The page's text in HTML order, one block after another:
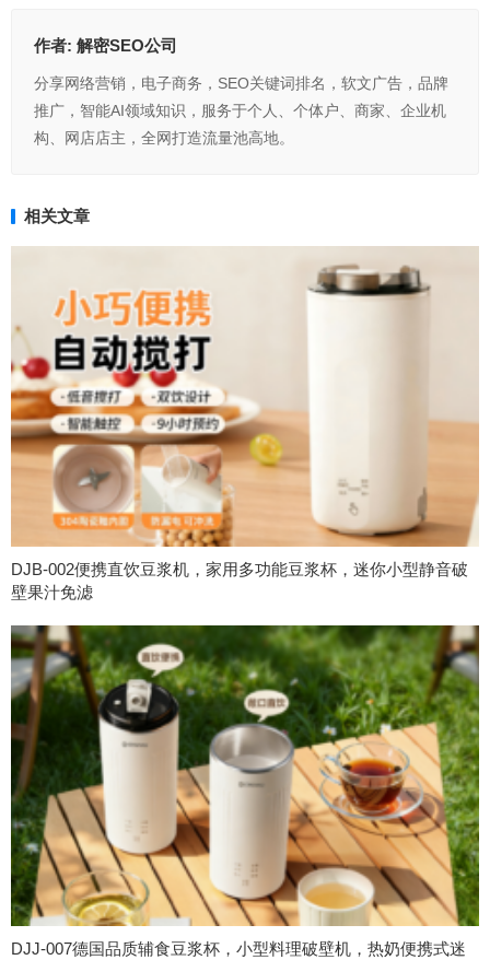
作者: 解密SEO公司
分享网络营销，电子商务，SEO关键词排名，软文广告，品牌
推广，智能AI领域知识，服务于个人、个体户、商家、企业机
构、网店店主，全网打造流量池高地。
相关文章
DJB-002便携直饮豆浆机，家用多功能豆浆杯，迷你小型静音破
壁果汁免滤
DJJ-007德国品质辅食豆浆杯，小型料理破壁机，热奶便携式迷